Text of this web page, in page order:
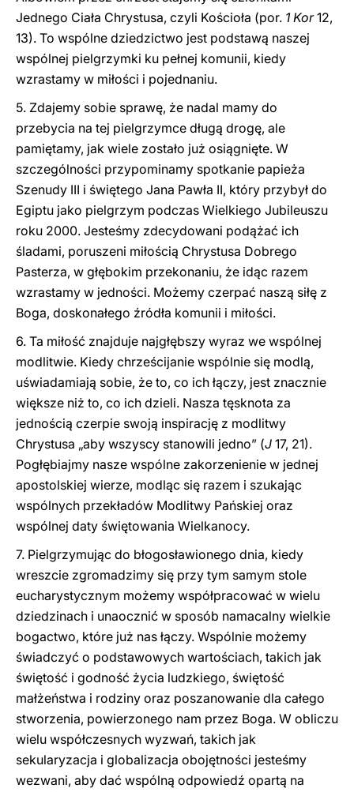
Jednego Ciała Chrystusa, czyli Kościoła (por. 1 Kor12,
13). To wspólne dziedzictwo jest podstawą naszej
wspólnej pielgrzymki ku pełnej komunii, kiedy
wzrastamy w miłości i pojednaniu.
5. Zdajemy sobie sprawę, że nadal mamy do
przebycia na tej pielgrzymce długą drogę, ale
pamiętamy, jak wiele zostało już osiągnięte. W
szczególności przypominamy spotkanie papieża
Szenudy III i świętego Jana Pawła II, który przybył do
Egiptu jako pielgrzym podczas Wielkiego Jubileuszu
roku 2000. Jesteśmy zdecydowani podążać ich
śladami, poruszeni miłością Chrystusa Dobrego
Pasterza, w głębokim przekonaniu, że idąc razem
wzrastamy w jedności. Możemy czerpać naszą siłę z
Boga, doskonałego źródła komunii i miłości.
6. Ta miłość znajduje najgłębszy wyraz we wspólnej
modlitwie. Kiedy chrześcijanie wspólnie się modlą,
uświadamiają sobie, że to, co ich łączy, jest znacznie
większe niż to, co ich dzieli. Nasza tęsknota za
jednością czerpie swoją inspirację z modlitwy
Chrystusa „aby wszyscy stanowili jedno” (J 17, 21).
Pogłębiajmy nasze wspólne zakorzenienie w jednej
apostolskiej wierze, modląc się razem i szukając
wspólnych przekładów Modlitwy Pańskiej oraz
wspólnej daty świętowania Wielkanocy.
7. Pielgrzymując do błogosławionego dnia, kiedy
wreszcie zgromadzimy się przy tym samym stole
eucharystycznym możemy współpracować w wielu
dziedzinach i unaocznić w sposób namacalny wielkie
bogactwo, które już nas łączy. Wspólnie możemy
świadczyć o podstawowych wartościach, takich jak
świętość i godność życia ludzkiego, świętość
małżeństwa i rodziny oraz poszanowanie dla całego
stworzenia, powierzonego nam przez Boga. W obliczu
wielu współczesnych wyzwań, takich jak
sekularyzacja i globalizacja obojętności jesteśmy
wezwani, aby dać wspólną odpowiedź opartą na